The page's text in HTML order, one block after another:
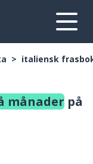
italiensk
månader på